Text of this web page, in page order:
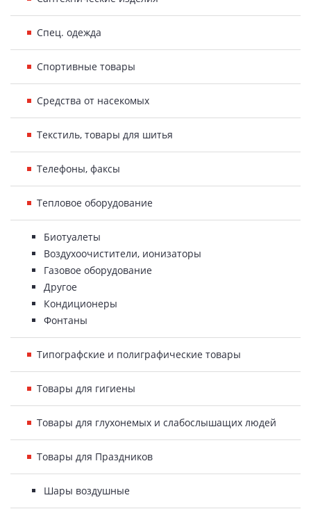
Спец. одежда
Спортивные товары
Средства от насекомых
Текстиль, товары для шитья
Телефоны, факсы
Тепловое оборудование
Биотуалеты
Воздухоочистители, ионизаторы
Газовое оборудование
Другое
Кондиционеры
Фонтаны
Типографские и полиграфические товары
Товары для гигиены
Товары для глухонемых и слабослышащих людей
Товары для Праздников
Шары воздушные